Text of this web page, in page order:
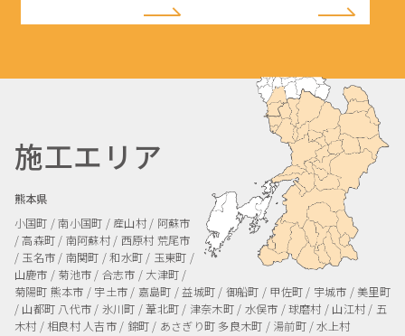
施工エリア
熊本県
小国町 / 南小国町 / 産山村 / 阿蘇市
/ 高森町 / 南阿蘇村 / 西原村 荒尾市
/ 玉名市 / 南関町 / 和水町 / 玉東町 /
山鹿市 / 菊池市 / 合志市 / 大津町 /
菊陽町 熊本市 / 宇土市 / 嘉島町 / 益城町 / 御船町 / 甲佐町 / 宇城市 / 美里町
/ 山都町 八代市 / 氷川町 / 葦北町 / 津奈木町 / 水俣市 / 球磨村 / 山江村 / 五
木村 / 相良村人吉市 / 錦町 / あさぎり町 多良木町 / 湯前町 / 水上村